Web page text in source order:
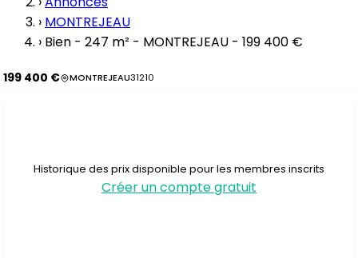
› MONTREJEAU
› Bien - 247 m² - MONTREJEAU - 199 400 €
199 400 € MONTREJEAU31210
Historique des prix disponible pour les membres inscrits
Créer un compte gratuit